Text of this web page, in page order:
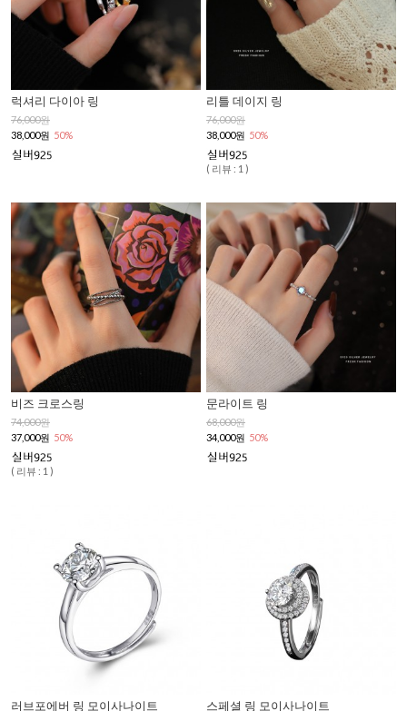
럭셔리 다이아 링
76,000원
38,000원 50%
리틀 데이지 링
76,000원
38,000원 50%
( 리뷰 : 1 )
비즈 크로스링
74,000원
37,000원 50%
( 리뷰 : 1 )
문라이트 링
68,000원
34,000원 50%
러브포에버 링 모이사나이트 스페셜 링 모이사나이트